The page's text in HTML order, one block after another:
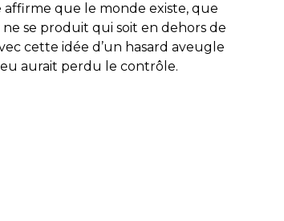
affirme que le monde existe, que
se produit qui soit en dehors de
cette idée d’un hasard aveugle
aurait perdu le contrôle.